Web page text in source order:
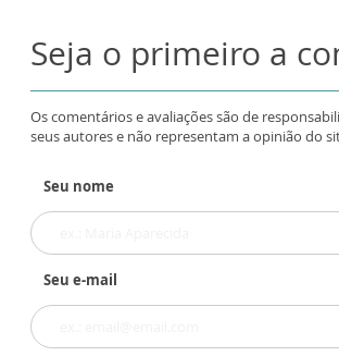
Seja o primeiro a
Os comentários e avaliações são de
seus autores e não representam a opinião do
Seu nome
Seu e-mail